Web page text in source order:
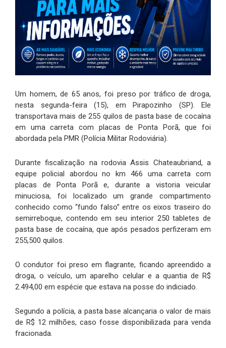
Um homem, de 65 anos, foi preso por tráfico de droga,
nesta segunda-feira (15), em Pirapozinho (SP). Ele
transportava mais de 255 quilos de pasta base de cocaína
em uma carreta com placas de Ponta Porã, que foi
abordada pela PMR (Polícia Militar Rodoviária).
Durante fiscalização na rodovia Assis Chateaubriand, a
equipe policial abordou no km 466 uma carreta com
placas de Ponta Porã e, durante a vistoria veicular
minuciosa, foi localizado um grande compartimento
conhecido como “fundo falso” entre os eixos traseiro do
semirreboque, contendo em seu interior 250 tabletes de
pasta base de cocaína, que após pesados perfizeram em
255,500 quilos.
O condutor foi preso em flagrante, ficando apreendido a
droga, o veículo, um aparelho celular e a quantia de R$
2.494,00 em espécie que estava na posse do indiciado.
Segundo a polícia, a pasta base alcançaria o valor de mais
de R$ 12 milhões, caso fosse disponibilizada para venda
fracionada.